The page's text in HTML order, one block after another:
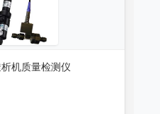
机质量检测仪